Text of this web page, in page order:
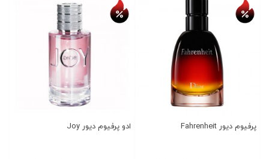
پرفیوم دیور Fahrenheit ادو پرفیوم دیور Joy